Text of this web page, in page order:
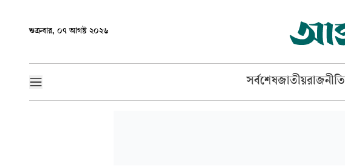
শুক্রবার, ০৭ আগস্ট ২০২৬
সর্বশেষজাতীয়রাজনীতি